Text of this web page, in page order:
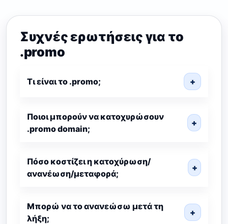
Συχνές ερωτήσεις για το
.promo
Τι είναι το .promo; +
Ποιοι μπορούν να κατοχυρώσουν
.promo domain;
+
Πόσο κοστίζει η κατοχύρωση/
ανανέωση/μεταφορά;
+
Μπορώ να το ανανεώσω μετά τη
λήξη;
+